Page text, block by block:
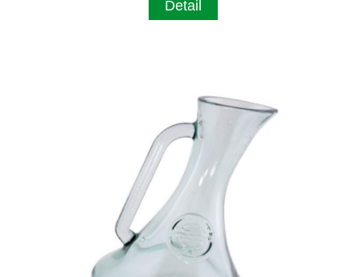
Detail